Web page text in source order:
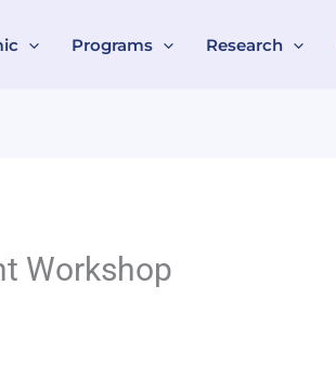
Programs Research
Workshop